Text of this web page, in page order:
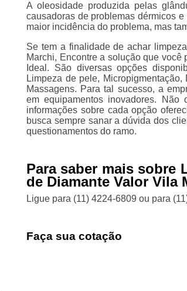
A oleosidade produzida pelas
causadoras de problemas dérmicos
maior incidência do problema, mas
Se tem a finalidade de achar
Marchi, Encontre a solução que
Ideal. São diversas opções
Limpeza de pele,
Massagens. Para tal sucesso, a
em equipamentos inovadores.
informações sobre cada opção
busca sempre sanar a dúvida dos
questionamentos do ramo.
Para saber mais sobre
de Diamante Valor Vila
Ligue para (11) 4224-6809 ou para
Faça sua cotação